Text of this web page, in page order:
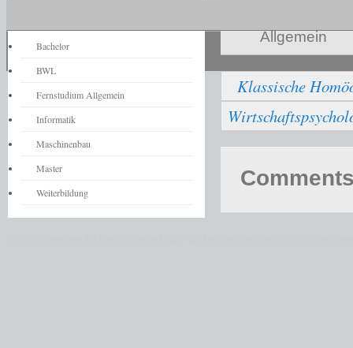
Allgemein
Klassische
Bachelor
BWL
Fernstudium Allgemein
Informatik
Maschinenbau
Master
Weiterbildung